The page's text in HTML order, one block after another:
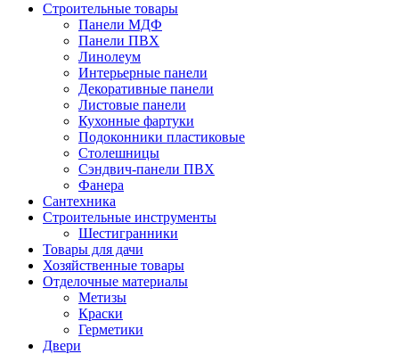
Строительные товары
Панели МДФ
Панели ПВХ
Линолеум
Интерьерные панели
Декоративные панели
Листовые панели
Кухонные фартуки
Подоконники пластиковые
Столешницы
Сэндвич-панели ПВХ
Фанера
Сантехника
Строительные инструменты
Шестигранники
Товары для дачи
Хозяйственные товары
Отделочные материалы
Метизы
Краски
Герметики
Двери